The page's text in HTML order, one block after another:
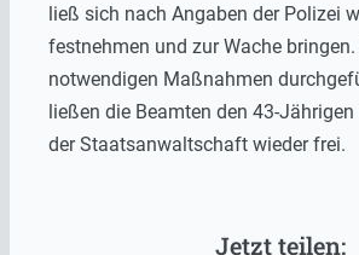
ließ sich nach Angaben der Polizei
festnehmen und zur Wache
notwendigen Maßnahmen
ließen die Beamten den 43-
der Staatsanwaltschaft wieder frei.